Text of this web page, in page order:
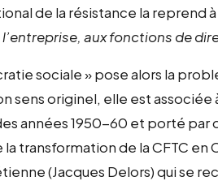
de la résistance la reprend
l’entreprise, aux fonctions de
sociale » pose alors la
sens originel, elle est associée
années 1950-60 et porté par
transformation de la CFTC en
(Jacques Delors) qui se